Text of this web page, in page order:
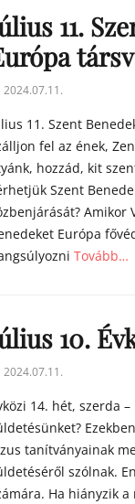
11.
2024.07.11.
11. Szent
fel az ének,
hozzád, kit
Szent
Amikor
Európa
Tovább…
10.
2024.07.11.
14. hét, szerda
tanítványainak
szólnak.
Ha hiányzik a